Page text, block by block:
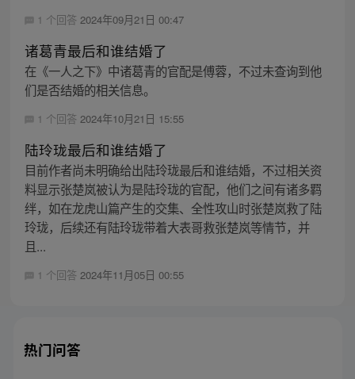
1 个回答 2024年09月21日 00:47
诸葛青最后和谁结婚了
在《一人之下》中诸葛青的官配是傅蓉，不过未查询到他
们是否结婚的相关信息。
1 个回答 2024年10月21日 15:55
陆玲珑最后和谁结婚了
目前作者尚未明确给出陆玲珑最后和谁结婚，不过相关资
料显示张楚岚被认为是陆玲珑的官配，他们之间有诸多羁
绊，如在龙虎山篇产生的交集、全性攻山时张楚岚救了陆
玲珑，后续还有陆玲珑带着大表哥救张楚岚等情节，并
且...
1 个回答 2024年11月05日 00:55
热门问答